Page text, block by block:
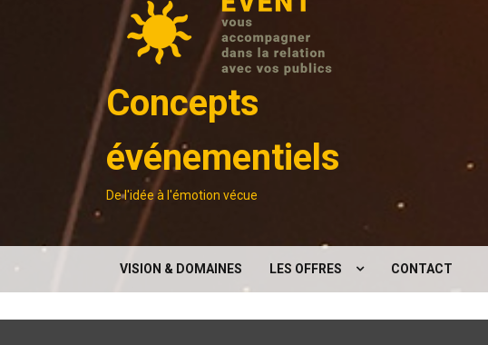
Concepts
événementiels
De l'idée à l'émotion vécue
VISION & DOMAINES LES OFFRES CONTACT